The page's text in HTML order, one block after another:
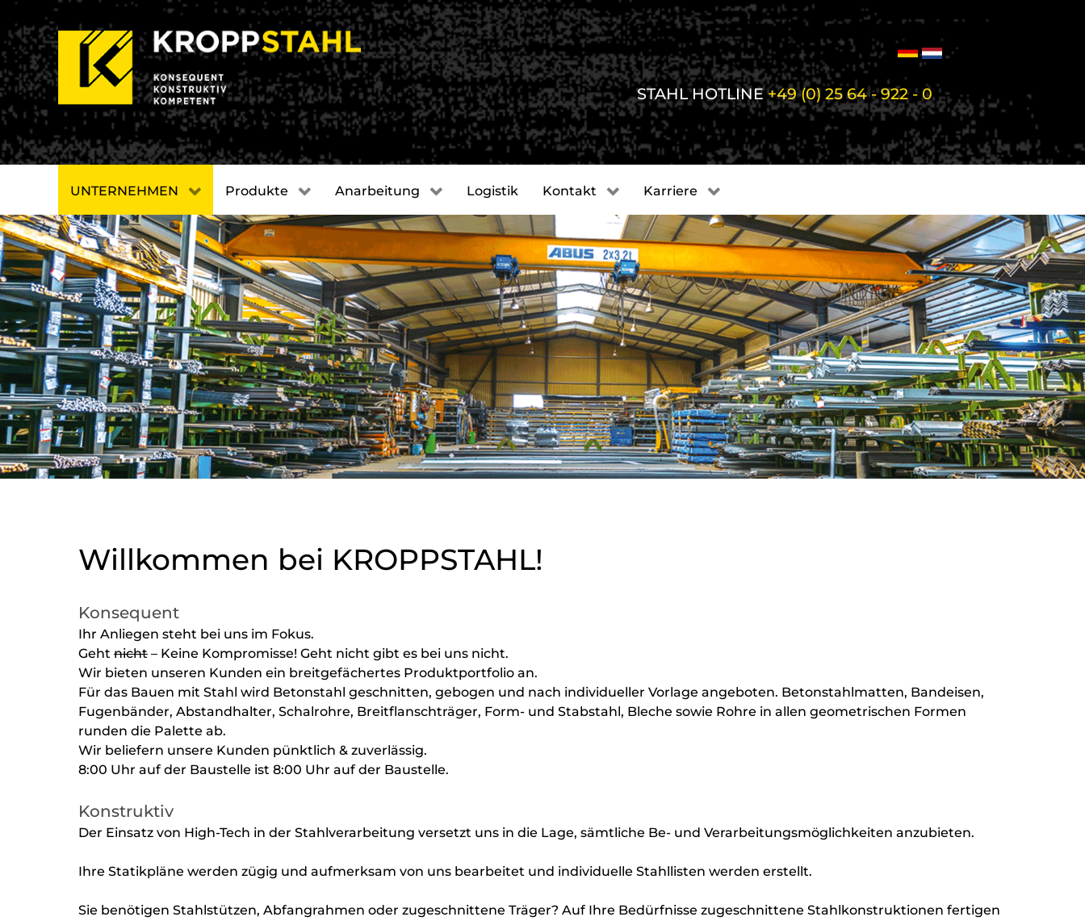
STAHL HOTLINE+49 (0) 25 64 - 922 - 0
UNTERNEHMEN Produkte Anarbeitung Logistik Kontakt Karriere
Willkommen bei KROPPSTAHL!
Konsequent
Ihr Anliegen steht bei uns im Fokus.
Geht nicht – Keine Kompromisse! Geht nicht gibt es bei uns nicht.
Wir bieten unseren Kunden ein breitgefächertes Produktportfolio an.
Für das Bauen mit Stahl wird Betonstahl geschnitten, gebogen und nach individueller Vorlage angeboten. Betonstahlmatten, Bandeisen,
Fugenbänder, Abstandhalter, Schalrohre, Breitflanschträger, Form- und Stabstahl, Bleche sowie Rohre in allen geometrischen Formen
runden die Palette ab.
Wir beliefern unsere Kunden pünktlich & zuverlässig.
8:00 Uhr auf der Baustelle ist 8:00 Uhr auf der Baustelle.
Konstruktiv
Der Einsatz von High-Tech in der Stahlverarbeitung versetzt uns in die Lage, sämtliche Be- und Verarbeitungsmöglichkeiten anzubieten.
Ihre Statikpläne werden zügig und aufmerksam von uns bearbeitet und individuelle Stahllisten werden erstellt.
Sie benötigen Stahlstützen, Abfangrahmen oder zugeschnittene Träger? Auf Ihre Bedürfnisse zugeschnittene Stahlkonstruktionen fertigen